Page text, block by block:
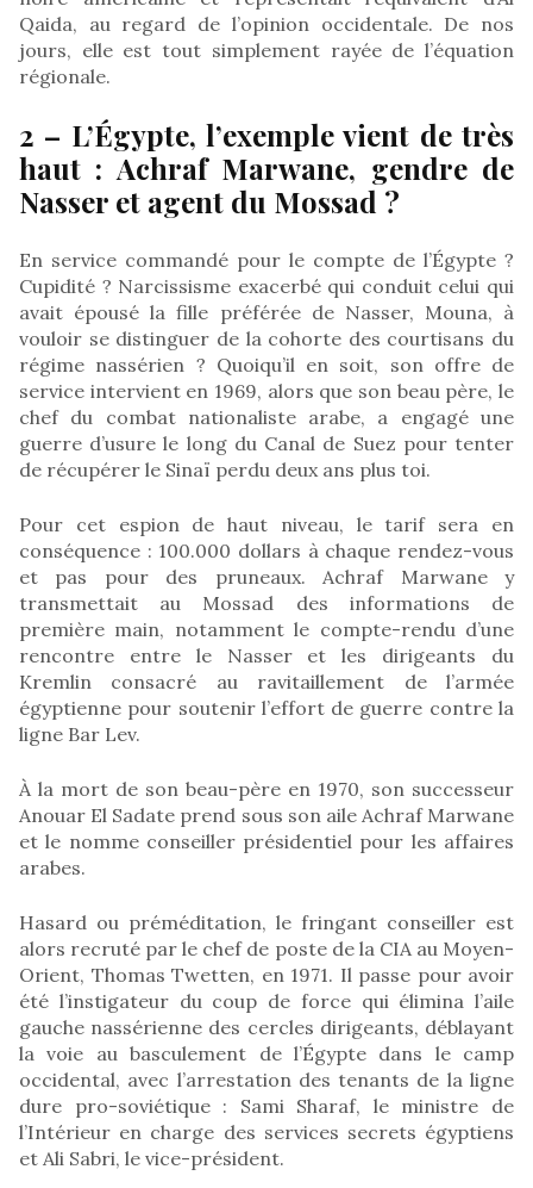
Qaida, au regard de l’opinion occidentale. De nos
jours, elle est tout simplement rayée de l’équation
régionale.
2 – L’Égypte, l’exemple vient de très
haut : Achraf Marwane, gendre de
Nasser et agent du Mossad ?
En service commandé pour le compte de l’Égypte ?
Cupidité ? Narcissisme exacerbé qui conduit celui qui
avait épousé la fille préférée de Nasser, Mouna, à
vouloir se distinguer de la cohorte des courtisans du
régime nassérien ? Quoiqu’il en soit, son offre de
service intervient en 1969, alors que son beau père, le
chef du combat nationaliste arabe, a engagé une
guerre d’usure le long du Canal de Suez pour tenter
de récupérer le Sinaï perdu deux ans plus toi.
Pour cet espion de haut niveau, le tarif sera en
conséquence : 100.000 dollars à chaque rendez-vous
et pas pour des pruneaux. Achraf Marwane y
transmettait au Mossad des informations de
première main, notamment le compte-rendu d’une
rencontre entre le Nasser et les dirigeants du
Kremlin consacré au ravitaillement de l’armée
égyptienne pour soutenir l’effort de guerre contre la
ligne Bar Lev.
À la mort de son beau-père en 1970, son successeur
Anouar El Sadate prend sous son aile Achraf Marwane
et le nomme conseiller présidentiel pour les affaires
arabes.
Hasard ou préméditation, le fringant conseiller est
alors recruté par le chef de poste de la CIA au Moyen-
Orient, Thomas Twetten, en 1971. Il passe pour avoir
été l’instigateur du coup de force qui élimina l’aile
gauche nassérienne des cercles dirigeants, déblayant
la voie au basculement de l’Égypte dans le camp
occidental, avec l’arrestation des tenants de la ligne
dure pro-soviétique : Sami Sharaf, le ministre de
l’Intérieur en charge des services secrets égyptiens
et Ali Sabri, le vice-président.